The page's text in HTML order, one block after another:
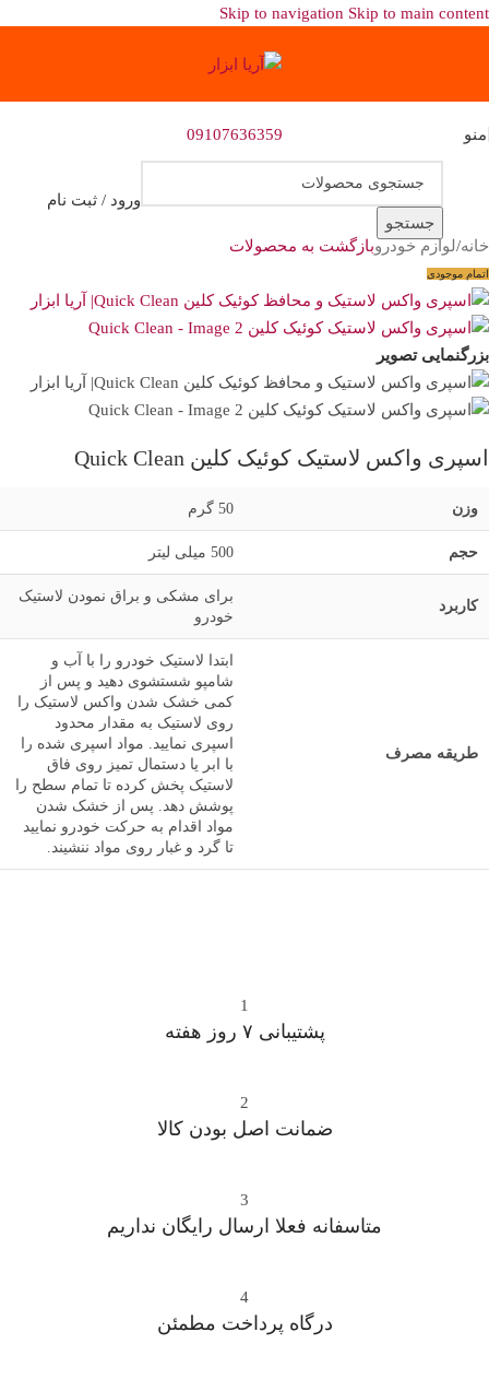
Skip to navigation Skip to main content
منو 09107636359
جستجو
ورود / ثبت نام
خانه/لوازم خودروبازگشت به محصولات
اتمام موجودی
بزرگنمایی تصویر
اسپری واکس لاستیک کوئیک کلین Quick Clean
وزن 50 گرم
حجم 500 میلی لیتر
کاربرد
برای مشکی و براق نمودن لاستیک
خودرو
طریقه مصرف
ابتدا لاستيک خودرو را با آب و
شامپو شستشوى دهيد و پس از
كمى خشک شدن واكس لاستيک را
روى لاستيک به مقدار محدود
اسپرى نماييد. مواد اسپرى شده را
با ابر يا دستمال تميز روى فاق
لاستيک پخش كرده تا تمام سطح را
پوشش دهد. پس از خشک شدن
مواد اقدام به حركت خودرو نماييد
تا گرد و غبار روى مواد ننشيند.
1
پشتیبانی ۷ روز ﻫﻔﺘﻪ
2
ﺿﻤﺎﻧﺖ اﺻﻞ ﺑﻮدن ﮐﺎﻟﺎ
3
متاسفانه فعلا ارسال رایگان نداریم
4
درگاه پرداخت مطمئن